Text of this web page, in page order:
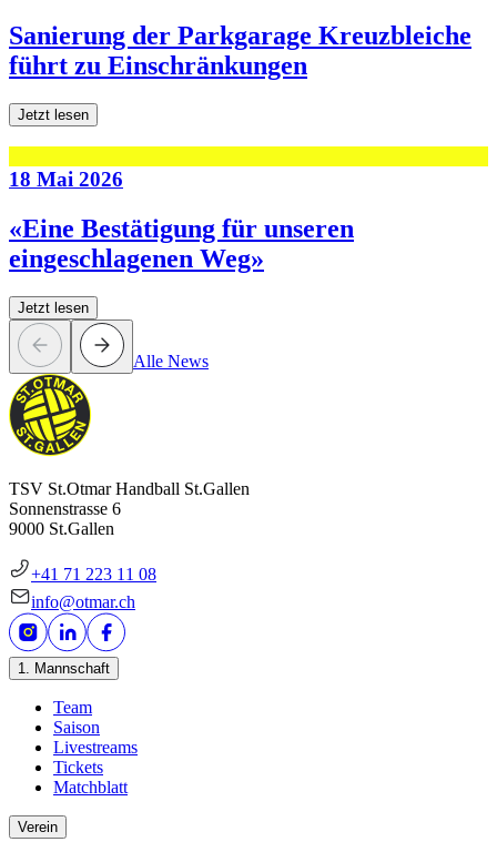
Sanierung der Parkgarage Kreuzbleiche
führt zu Einschränkungen
Jetzt lesen
18 Mai 2026
«Eine Bestätigung für unseren
eingeschlagenen Weg»
Jetzt lesen
Alle News
TSV St.Otmar Handball St.Gallen
Sonnenstrasse 6
9000 St.Gallen
+41 71 223 11 08
info@otmar.ch
1. Mannschaft
Team
Saison
Livestreams
Tickets
Matchblatt
Verein